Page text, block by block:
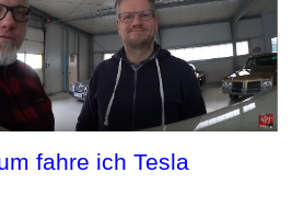
fahre ich Tesla